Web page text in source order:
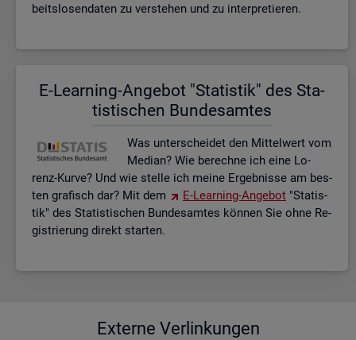
beits­lo­sen­da­ten zu ver­ste­hen und zu in­ter­pre­tie­ren.
E-Lear­ning-An­ge­bot "Sta­tis­tik" des Sta­
tis­ti­schen Bun­des­am­tes
Was un­ter­schei­det den Mit­tel­wert vom
Me­di­an? Wie be­rech­ne ich eine Lo­
renz-Kurve? Und wie stel­le ich meine Er­geb­nis­se am bes­
ten gra­fisch dar? Mit dem
E-Lear­ning-An­ge­bot "Sta­tis­
tik" des Sta­tis­ti­schen Bun­des­am­tes kön­nen Sie ohne Re­
gis­trie­rung di­rekt star­ten.
Externe Verlinkungen